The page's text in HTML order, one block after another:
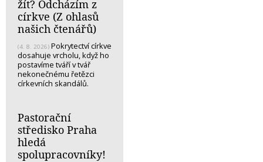
žít? Odcházím z
církve (Z ohlasů
našich čtenářů)
(4. 8. 2026) Pokrytectví církve
dosahuje vrcholu, když ho
postavíme tváří v tvář
nekonečnému řetězci
církevních skandálů.
Pastorační
středisko Praha
hledá
spolupracovníky!